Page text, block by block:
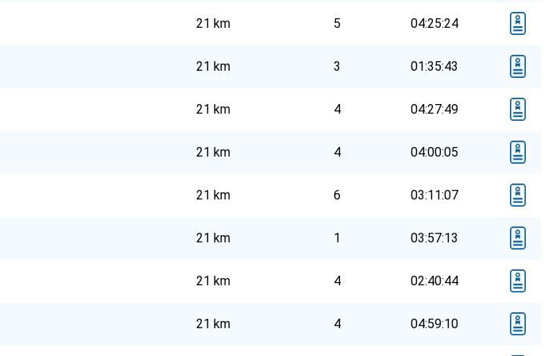
21 km 5 04:25:24
21 km 3 01:35:43
21 km 4 04:27:49
21 km 4 04:00:05
21 km 6 03:11:07
21 km 1 03:57:13
21 km 4 02:40:44
21 km 4 04:59:10